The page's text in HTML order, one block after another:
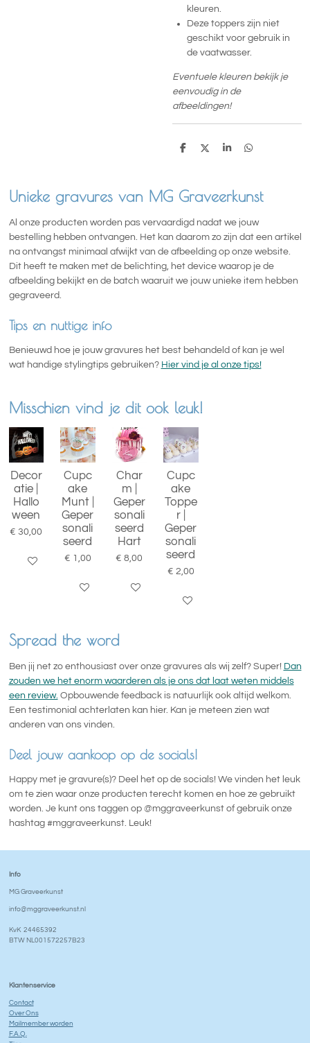
kleuren.
Deze toppers zijn niet
geschikt voor gebruik in
de vaatwasser.
Eventuele kleuren bekijk je
eenvoudig in de
afbeeldingen!
D
n
D
S
D
Unieke gravures van MG Graveerkunst
Al onze producten worden pas vervaardigd nadat we jouw
bestelling hebben ontvangen. Het kan daarom zo zijn dat een artikel
na ontvangst minimaal afwijkt van de afbeelding op onze website.
Dit heeft te maken met de belichting, het device waarop je de
afbeelding bekijkt en de batch waaruit we jouw unieke item hebben
gegraveerd.
Tips en nuttige info
Benieuwd hoe je jouw gravures het best behandeld of kan je wel
wat handige stylingtips gebruiken? Hier vind je al onze tips!
Misschien vind je dit ook leuk!
Decor
atie |
Hallo
ween
€ 30,00
In winkelwagen
Cupc
ake
Munt |
Geper
sonali
seerd
€ 1,00
Bekijk details
Char
m |
Geper
sonali
seerd
Hart
€ 8,00
Bekijk details
Cupc
ake
Toppe
r |
Geper
sonali
seerd
€ 2,00
Bekijk details
Spread the word
Ben jij net zo enthousiast over onze gravures als wij zelf? Super! Dan
zouden we het enorm waarderen als je ons dat laat weten middels
een review. Opbouwende feedback is natuurlijk ook altijd welkom.
Een testimonial achterlaten kan hier. Kan je meteen zien wat
anderen van ons vinden.
Deel jouw aankoop op de socials!
Happy met je gravure(s)? Deel het op de socials! We vinden het leuk
om te zien waar onze producten terecht komen en hoe ze gebruikt
worden. Je kunt ons taggen op @mggraveerkunst of gebruik onze
hashtag #mggraveerkunst. Leuk!
Info
MG Graveerkunst
info@mggraveerkunst.nl
KvK 24465392
BTW NL001572257B23
Klantenservice
Contact
Over Ons
Mailmember worden
F.A.Q.